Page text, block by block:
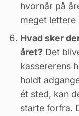
hvornår på
meget
Hvad sker
året? Det
kassererens
holdt
ét sted, kan
starte forfra.